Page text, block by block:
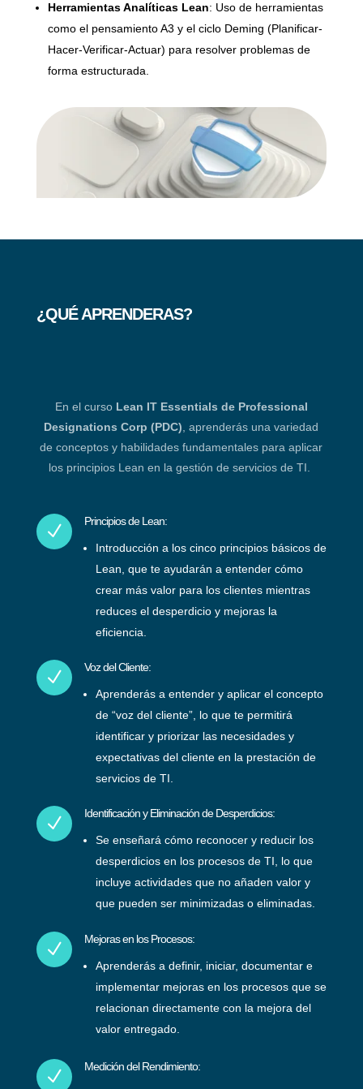
Herramientas Analíticas Lean: Uso de herramientas
como el pensamiento A3 y el ciclo Deming (Planificar-
Hacer-Verificar-Actuar) para resolver problemas de
forma estructurada.
¿QUÉ APRENDERAS?
En el curso Lean IT Essentials de Professional
Designations Corp (PDC), aprenderás una variedad
de conceptos y habilidades fundamentales para aplicar
los principios Lean en la gestión de servicios de TI.
N Principios de Lean:
Introducción a los cinco principios básicos de
Lean, que te ayudarán a entender cómo
crear más valor para los clientes mientras
reduces el desperdicio y mejoras la
eficiencia.
N Voz del Cliente:
Aprenderás a entender y aplicar el concepto
de “voz del cliente”, lo que te permitirá
identificar y priorizar las necesidades y
expectativas del cliente en la prestación de
servicios de TI.
N Identificación y Eliminación de Desperdicios:
Se enseñará cómo reconocer y reducir los
desperdicios en los procesos de TI, lo que
incluye actividades que no añaden valor y
que pueden ser minimizadas o eliminadas.
N Mejoras en los Procesos:
Aprenderás a definir, iniciar, documentar e
implementar mejoras en los procesos que se
relacionan directamente con la mejora del
valor entregado.
N Medición del Rendimiento: